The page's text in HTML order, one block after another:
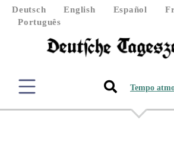
Deutsch English Español
Português
Tempo